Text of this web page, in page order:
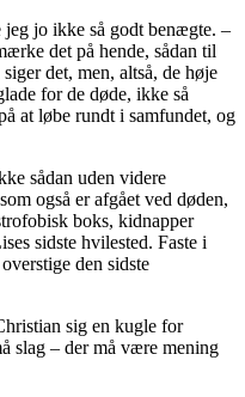
jo ikke så godt benægte. –
det på hende, sådan til
det, men, altså, de høje
for de døde, ikke så
at løbe rundt i samfundet, og
sådan uden videre
også er afgået ved døden,
boks, kidnapper
sidste hvilested. Faste i
den sidste
sig en kugle for
slag – der må være mening